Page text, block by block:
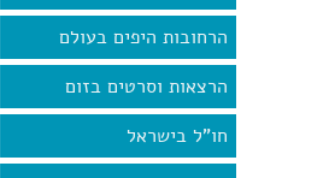
הרחובות היפים בעולם
הרצאות וסרטים בזום
חו"ל בישראל